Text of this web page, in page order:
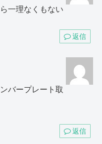
一理なくもない
返信
バープレート取
返信